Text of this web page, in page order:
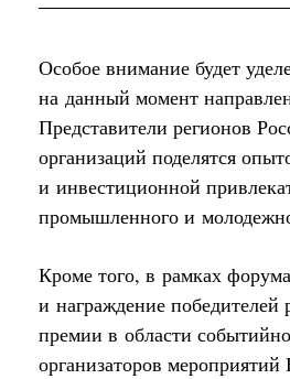
Особое внимание будет
на данный момент
Представители регионов
организаций поделятся
и инвестиционной
промышленного и
Кроме того, в рамках
и награждение победителей
премии в области
организаторов